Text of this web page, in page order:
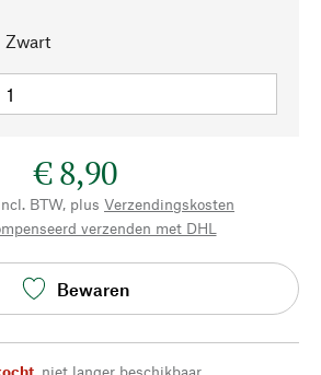
Zwart
€ 8,90
BTW, plus Verzendingskosten
verzenden met DHL
Bewaren
, niet langer beschikbaar